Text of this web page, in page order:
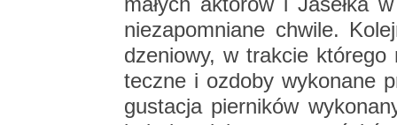
nie­za­po­mnia­ne chwi­le.
dze­nio­wy, w trak­cie
tecz­ne i ozdo­by wy­ko­na­ne
gu­sta­cja pier­ni­ków